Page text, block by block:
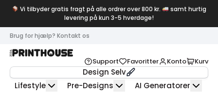
Vi tilbyder gratis fragt på alle ordrer over 800 kr.
samt hurtig
levering på kun 3-5 hverdage!
Brug for hjælp? Kontakt os
Support Favoritter Konto Kurv
Design Selv
Lifestyle
Pre-Designs AI Generatorer